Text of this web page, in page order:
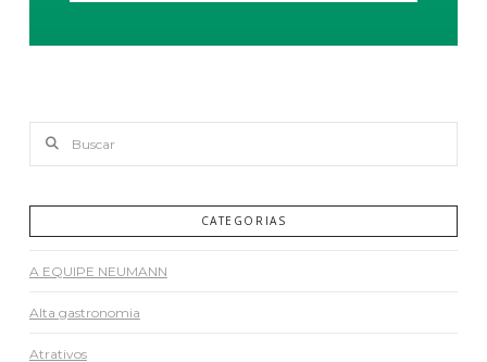
CATEGORIAS
A EQUIPE NEUMANN
Alta gastronomia
Atrativos